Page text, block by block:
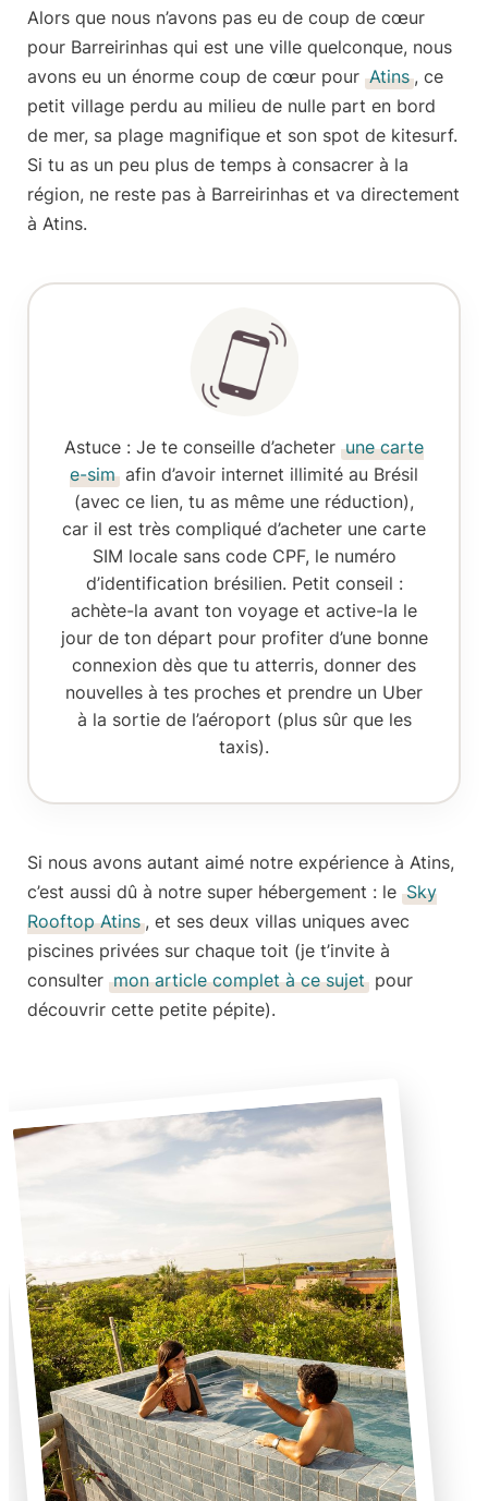
Alors que nous n’avons pas eu de coup de cœur
pour Barreirinhas qui est une ville quelconque, nous
avons eu un énorme coup de cœur pour Atins , ce
petit village perdu au milieu de nulle part en bord
de mer, sa plage magnifique et son spot de kitesurf.
Si tu as un peu plus de temps à consacrer à la
région, ne reste pas à Barreirinhas et va directement
à Atins.
Astuce : Je te conseille d’acheter une carte
e-sim afin d’avoir internet illimité au Brésil
(avec ce lien, tu as même une réduction),
car il est très compliqué d’acheter une carte
SIM locale sans code CPF, le numéro
d’identification brésilien. Petit conseil :
achète-la avant ton voyage et active-la le
jour de ton départ pour profiter d’une bonne
connexion dès que tu atterris, donner des
nouvelles à tes proches et prendre un Uber
à la sortie de l’aéroport (plus sûr que les
taxis).
Si nous avons autant aimé notre expérience à Atins,
c’est aussi dû à notre super hébergement : le Sky
Rooftop Atins , et ses deux villas uniques avec
piscines privées sur chaque toit (je t’invite à
consulter mon article complet à ce sujet pour
découvrir cette petite pépite).